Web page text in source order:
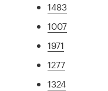
1483
1007
1971
1277
1324